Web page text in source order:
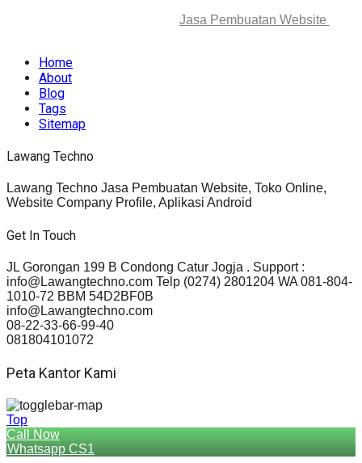
Jasa Pembuatan Website
Home
About
Blog
Tags
Sitemap
Lawang Techno
Lawang Techno Jasa Pembuatan Website, Toko Online,
Website Company Profile, Aplikasi Android
Get In Touch
JL Gorongan 199 B Condong Catur Jogja . Support :
info@Lawangtechno.com Telp (0274) 2801204 WA 081-804-
1010-72 BBM 54D2BF0B
info@Lawangtechno.com
08-22-33-66-99-40
081804101072
Peta Kantor Kami
Top
Call Now
Whatsapp CS1